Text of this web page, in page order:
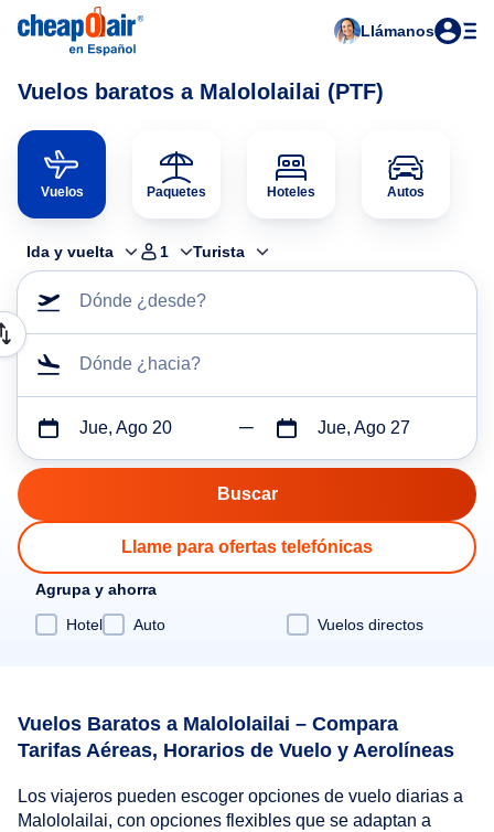
Llámanos
Vuelos baratos a Malololailai (PTF)
Vuelos Paquetes Hoteles Autos
Ida y vuelta 1 Turista
Dónde ¿desde?
Dónde ¿hacia?
Jue, Ago 20 Jue, Ago 27
Llame para ofertas telefónicas
Agrupa y ahorra
Hotel
Auto Vuelos directos
Vuelos Baratos a Malololailai – Compara
Tarifas Aéreas, Horarios de Vuelo y Aerolíneas
Los viajeros pueden escoger opciones de vuelo diarias a
Malololailai, con opciones flexibles que se adaptan a